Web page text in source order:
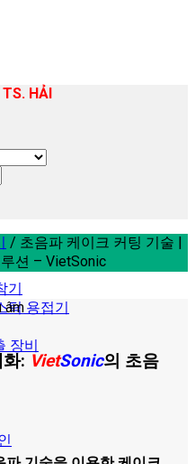
기
틱 용접기
장비
HẢI
/ 초음파 케이크 커팅 기술 |
션 – VietSonic
: VietSonic의 초음